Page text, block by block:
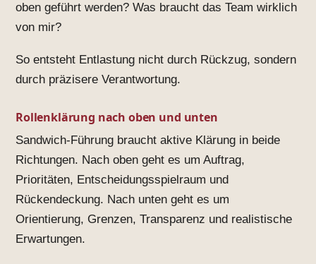
oben geführt werden? Was braucht das Team wirklich
von mir?
So entsteht Entlastung nicht durch Rückzug, sondern
durch präzisere Verantwortung.
Rollenklärung nach oben und unten
Sandwich-Führung braucht aktive Klärung in beide
Richtungen. Nach oben geht es um Auftrag,
Prioritäten, Entscheidungsspielraum und
Rückendeckung. Nach unten geht es um
Orientierung, Grenzen, Transparenz und realistische
Erwartungen.